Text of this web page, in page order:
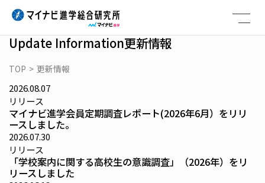
Update Information更新情報
TOP > 更新情報
2026.08.07
リリース
マイナビ進学会員定期調査レポート(2026年6月）をリリ
ースしました。
2026.07.30
リリース
「学校案内に関する高校生の意識調査」（2026年）をリ
リースしました